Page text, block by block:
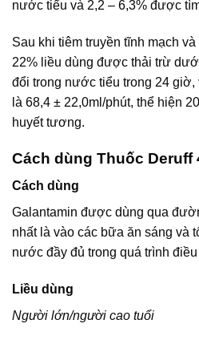
nước tiểu và 2,2 – 6,3% được
Sau khi tiêm truyền tĩnh mạch
22% liều dùng được thải trừ
đổi trong nước tiểu trong 24
là 68,4 ± 22,0ml/phút, thể hiện
huyết tương.
Cách dùng Thuốc Deruff
Cách dùng
Galantamin được dùng qua
nhất là vào các bữa ăn sáng và
nước đầy đủ trong quá trình điều
Liều dùng
Người lớn/người cao tuổi